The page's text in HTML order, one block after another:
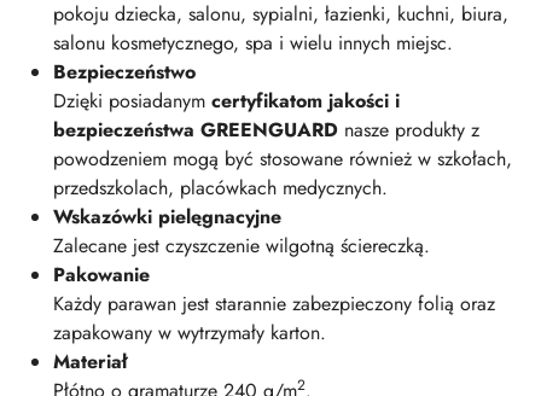
pokoju dziecka, salonu, sypialni, łazienki, kuchni, biura,
salonu kosmetycznego, spa i wielu innych miejsc.
Bezpieczeństwo
Dzięki posiadanym certyfikatom jakości i
bezpieczeństwa GREENGUARD nasze produkty z
powodzeniem mogą być stosowane również w szkołach,
przedszkolach, placówkach medycznych.
Wskazówki pielęgnacyjne
Zalecane jest czyszczenie wilgotną ściereczką.
Pakowanie
Każdy parawan jest starannie zabezpieczony folią oraz
zapakowany w wytrzymały karton.
Materiał
2